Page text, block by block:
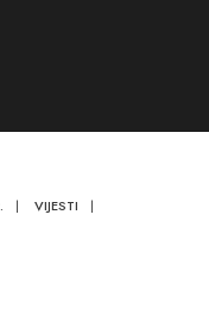
| VIJESTI |